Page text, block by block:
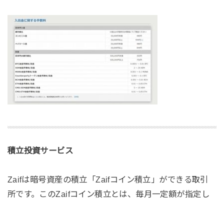
積立投資サービス
Zaifは暗号資産の積立「Zaifコイン積立」ができる取引
所です。このZaifコイン積立とは、毎月一定額が指定し